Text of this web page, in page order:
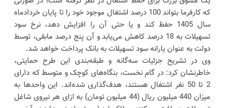
که کارفرما بتواند 100 درصد اشتغال موجود خود را تا پایان خردادماه
سال 1405 حفظ کند و یا حتی آن را افزایش دهد، نرخ سود
تسهیلات به 18 درصد کاهش می‌یابد و آن پنج درصد مابقی، توسط
دولت به عنوان یارانه سود تسهیلات به بانک پرداخت خواهد شد.
وی در تشریح جزئیات سه‌گانه و طبقه‌بندی این طرح حمایتی،
خاطرنشان کرد: در گام نخست، بنگاه‌های کوچک و متوسط که دارای
2 تا 50 نفر اشتغال هستند، هدف‌گذاری شده‌اند. این واحدها به
میزان 440 میلیون ریال (44 میلیون تومان) به ازای هر نیروی شاغل